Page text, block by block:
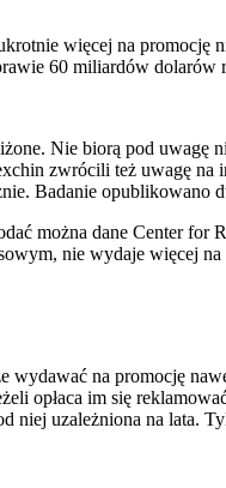
więcej na
60 miliardów
Nie biorą pod
zwrócili też uwagę na
Badanie
można dane Center for
nie wydaje więcej
wydawać na promocję
opłaca im się
niej uzależniona na lata.